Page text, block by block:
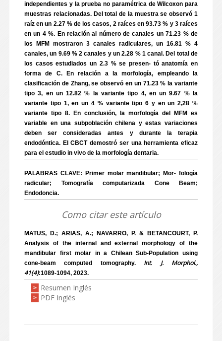
independientes y la prueba no paramétrica de Wilcoxon para
muestras relacionadas. Del total de la muestra se observó 1
raíz en un 2.27 % de los casos, 2 raíces en 93.73 % y 3 raíces
en un 4 %. En relación al número de canales un 71.23 % de
los MFM mostraron 3 canales radiculares, un 16.81 % 4
canales, un 9.69 % 2 canales y un 2.28 % 1 canal. Del total de
los casos estudiados un 2.3 % se presen- tó anatomía en
forma de C. En relación a la morfología, empleando la
clasificación de Zhang, se observó en un 71.23 % la variante
tipo 3, en un 12.82 % la variante tipo 4, en un 9.67 % la
variante tipo 1, en un 4 % variante tipo 6 y en un 2,28 %
variante tipo 8. En conclusión, la morfología del MFM es
variable en una subpoblación chilena y estas variaciones
deben ser consideradas antes y durante la terapia
endodóntica. El CBCT demostró ser una herramienta eficaz
para el estudio in vivo de la morfología dentaria.
PALABRAS CLAVE: Primer molar mandibular; Mor- fología
radicular; Tomografía computarizada Cone Beam;
Endodoncia.
Como citar este artículo
MATUS, D.; ARIAS, A.; NAVARRO, P. & BETANCOURT, P.
Analysis of the internal and external morphology of the
mandibular first molar in a Chilean Sub-Population using
cone-beam computed tomography. Int. J. Morphol.,
41(4):1089-1094, 2023.
> Resumen Inglés
> PDF Inglés